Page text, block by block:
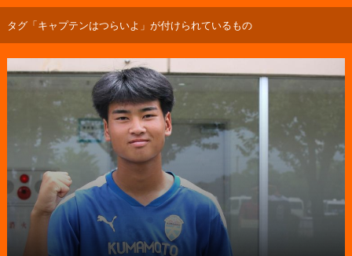
タグ「キャプテンはつらいよ」が付けられているもの